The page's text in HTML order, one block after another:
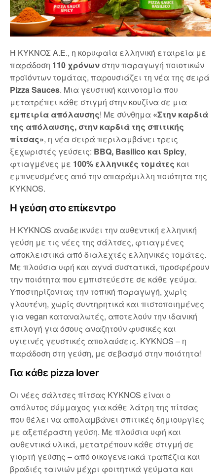
Η ΚΥΚΝΟΣ Α.Ε., η κορυφαία ελληνική εταιρεία με
παράδοση 110 χρόνων στην παραγωγή ποιοτικών
προϊόντων τομάτας, παρουσιάζει τη νέα της σειρά
Pizza Sauces. Μια γευστική καινοτομία που
μετατρέπει κάθε στιγμή στην κουζίνα σε μια
εμπειρία απόλαυσης! Με σύνθημα «Στην καρδιά
της απόλαυσης, στην καρδιά της σπιτικής
πίτσας», η νέα σειρά περιλαμβάνει τρεις
ξεχωριστές γεύσεις: BBQ, Basilico και Spicy,
φτιαγμένες με 100% ελληνικές τομάτες και
εμπνευσμένες από την απαράμιλλη ποιότητα της
KYKNOS.
Η γεύση στο επίκεντρο
Η KYKNOS αναδεικνύει την αυθεντική ελληνική
γεύση με τις νέες της σάλτσες, φτιαγμένες
αποκλειστικά από διαλεχτές ελληνικές τομάτες.
Με πλούσια υφή και αγνά συστατικά, προσφέρουν
την ποιότητα που εμπιστεύεστε σε κάθε γεύμα.
Υποστηρίζοντας την τοπική παραγωγή, χωρίς
γλουτένη, χωρίς συντηρητικά και πιστοποιημένες
για vegan καταναλωτές, αποτελούν την ιδανική
επιλογή για όσους αναζητούν φυσικές και
υγιεινές γευστικές απολαύσεις. KYKNOS – η
παράδοση στη γεύση, με σεβασμό στην ποιότητα!
Για κάθε pizza lover
Οι νέες σάλτσες πίτσας KYKNOS είναι ο
απόλυτος σύμμαχος για κάθε λάτρη της πίτσας
που θέλει να απολαμβάνει σπιτικές δημιουργίες
με αξεπέραστη γεύση. Με πλούσια υφή και
αυθεντικά υλικά, μετατρέπουν κάθε στιγμή σε
γιορτή γεύσης – από οικογενειακά τραπέζια και
βραδιές ταινιών μέχρι φοιτητικά γεύματα και